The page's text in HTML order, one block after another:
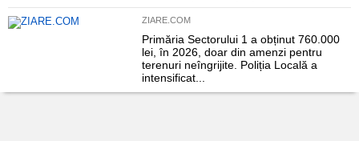
ZIARE.COM
Primăria Sectorului 1 a obținut 760.000
lei, în 2026, doar din amenzi pentru
terenuri neîngrijite. Poliția Locală a
intensificat...